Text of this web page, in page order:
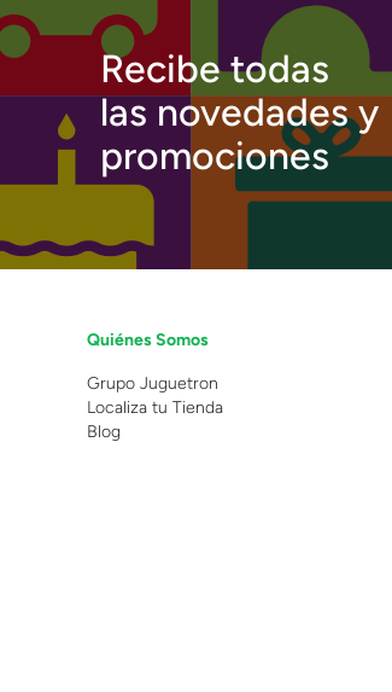
Recibe todas
las novedades y
promociones
Quiénes Somos
Grupo Juguetron
Localiza tu Tienda
Blog